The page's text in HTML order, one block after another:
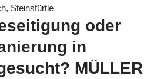
Steinsfürtle
oder
in
MÜLLER